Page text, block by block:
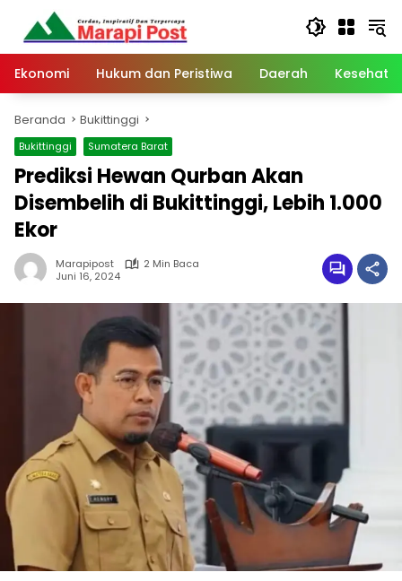
Langsung
konten
Ekonomi
Hukum dan Peristiwa Daerah
Beranda Bukittinggi
Bukittinggi Sumatera Barat
Prediksi Hewan Qurban Akan
Disembelih di Bukittinggi, Lebih 1.000
Ekor
Marapipost
2 Min Baca
Juni 16, 2024